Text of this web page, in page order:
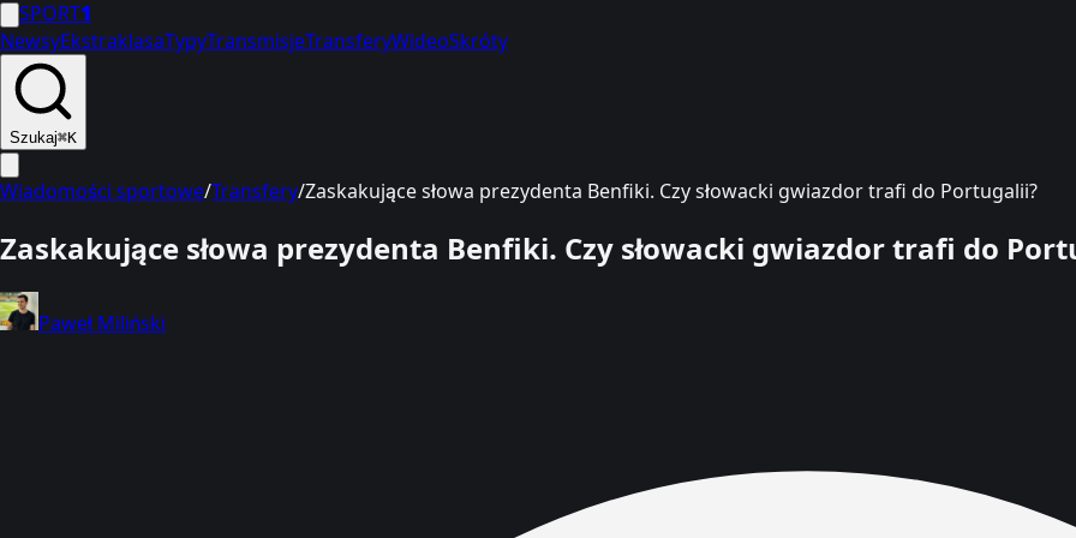
SPORT1
NewsyEkstraklasaTypyTransmisjeTransferyWideoSkróty
Szukaj⌘K
Wiadomości sportowe/Transfery/Zaskakujące słowa prezydenta Benfiki. Czy słowacki gwiazdor trafi do Portugalii?
Zaskakujące słowa prezydenta Benfiki. Czy słowacki gwiazdor trafi do
Paweł Miliński